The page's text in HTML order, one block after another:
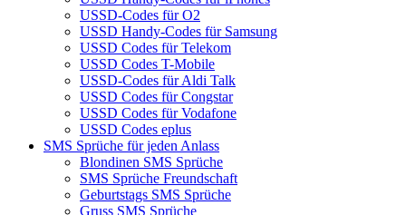
USSD-Codes für O2
USSD Handy-Codes für Samsung
USSD Codes für Telekom
USSD Codes T-Mobile
USSD-Codes für Aldi Talk
USSD Codes für Congstar
USSD Codes für Vodafone
USSD Codes eplus
SMS Sprüche für jeden Anlass
Blondinen SMS Sprüche
SMS Sprüche Freundschaft
Geburtstags SMS Sprüche
Gruss SMS Sprüche